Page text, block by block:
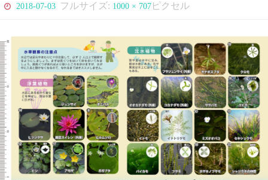
2018-07-03 フルサイズ: 1000 × 707 ピクセル